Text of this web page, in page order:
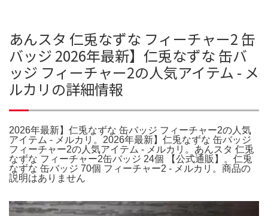
あんスタ 仁兎なずな フィーチャー2 缶
バッジ 2026年最新】仁兎なずな 缶バ
ッジ フィーチャー2の人気アイテム - メ
ルカリの詳細情報
2026年最新】仁兎なずな 缶バッジ フィーチャー2の人気
アイテム - メルカリ。2026年最新】仁兎なずな 缶バッジ
フィーチャー2の人気アイテム - メルカリ。あんスタ 仁兎
なずな フィーチャー2缶バッジ 24個 【公式通販】。仁兎
なずな 缶バッジ 70個 フィーチャー2 - メルカリ。商品の
説明はありません